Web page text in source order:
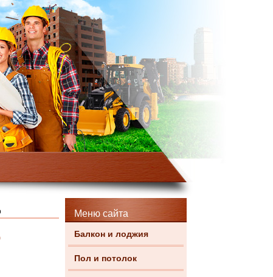
Меню сайта
Балкон и лоджия
Пол и потолок